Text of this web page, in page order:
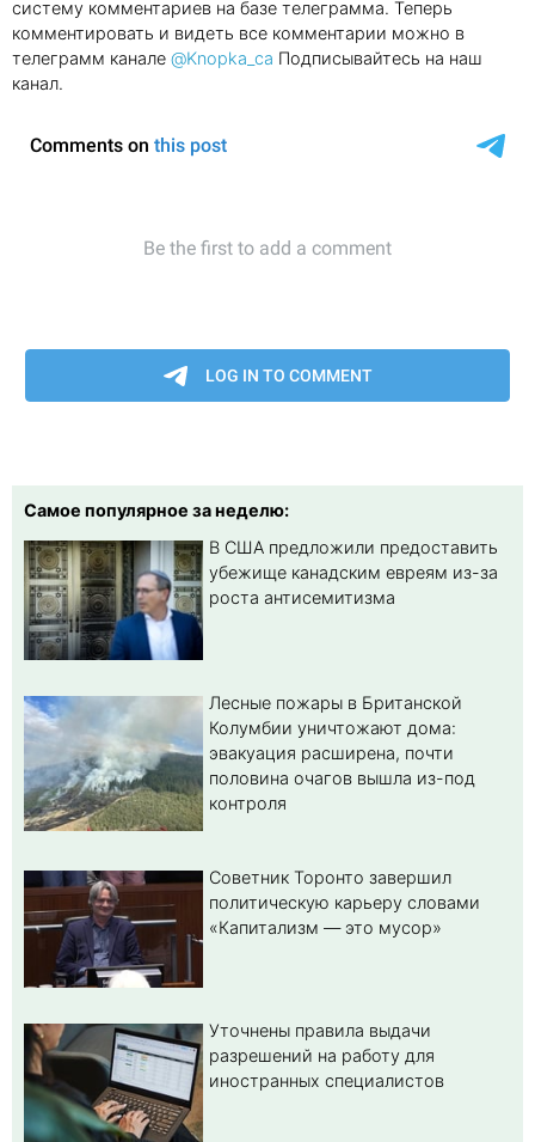
систему комментариев на базе телеграмма. Теперь
комментировать и видеть все комментарии можно в
телеграмм канале @Knopka_ca Подписывайтесь на наш
канал.
Самое популярное за неделю:
В США предложили предоставить
убежище канадским евреям из-за
роста антисемитизма
Лесные пожары в Британской
Колумбии уничтожают дома:
эвакуация расширена, почти
половина очагов вышла из-под
контроля
Советник Торонто завершил
политическую карьеру словами
«Капитализм — это мусор»
Уточнены правила выдачи
разрешений на работу для
иностранных специалистов